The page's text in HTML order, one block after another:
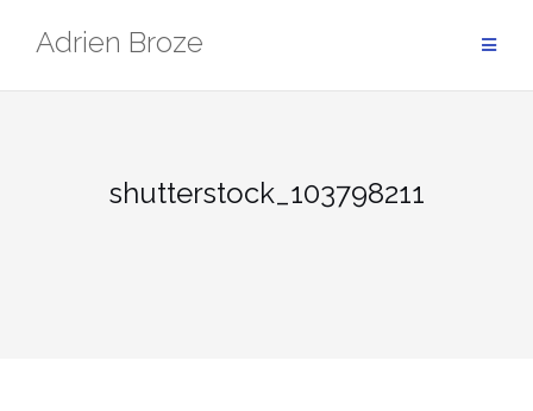
Adrien Broze
shutterstock_103798211